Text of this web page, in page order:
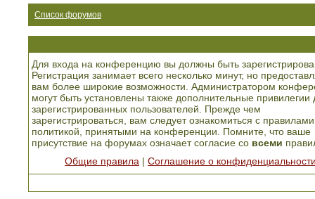
Список форумов
Для входа на конференцию вы должны быть
Регистрация занимает всего несколько минут, но
вам более широкие возможности. Администратором
могут быть установлены также дополнительные привилегии
зарегистрированных пользователей. Прежде чем
зарегистрироваться, вам следует ознакомиться с
политикой, принятыми на конференции. Помните, что ваше
присутствие на форумах означает согласие со всеми
Общие правила
Соглашение о